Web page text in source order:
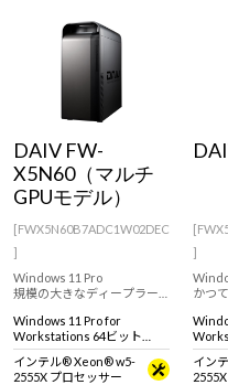
ワークステーション
ディスプレイ
Windows 11 Copilot+ PC
DAIV FW-
X5N60（マルチ
GPUモデル）
[FWX5N60B7ADC1W02DEC
]
Windows 11 Pro
規模の大きなディープラー
な大容量のVRAM。RTX
6000 Ada世代を2基搭載した
ワークステーション。
Windows 11 Pro for
Workstations 64ビット
(DSP)
インテル® Xeon® w5-
2555X プロセッサー
]
かつ
ュー
る、
代 搭
ン。
(DSP)
イン